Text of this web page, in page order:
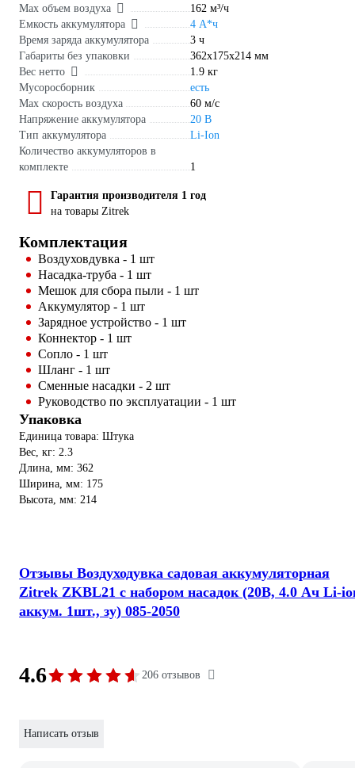
Max объем воздуха
162 м³/ч
Емкость аккумулятора
4 А*ч
Время заряда аккумулятора
3 ч
Габариты без упаковки
362х175х214 мм
Вес нетто
1.9 кг
Мусоросборник
есть
Max скорость воздуха
60 м/с
Напряжение аккумулятора
20 В
Тип аккумулятора
Li-Ion
Количество аккумуляторов в
комплекте
1
Гарантия производителя 1 год
на товары Zitrek
Комплектация
Воздуховдувка - 1 шт
Насадка-труба - 1 шт
Мешок для сбора пыли - 1 шт
Аккумулятор - 1 шт
Зарядное устройство - 1 шт
Коннектор - 1 шт
Сопло - 1 шт
Шланг - 1 шт
Сменные насадки - 2 шт
Руководство по эксплуатации - 1 шт
Упаковка
Единица товара: Штука
Вес, кг: 2.3
Длина, мм: 362
Ширина, мм: 175
Высота, мм: 214
Отзывы Воздуходувка садовая аккумуляторная
Zitrek ZKBL21 с набором насадок (20В, 4.0 Ач Li-
аккум. 1шт., зу) 085-2050
4.6 206 отзывов
Написать отзыв